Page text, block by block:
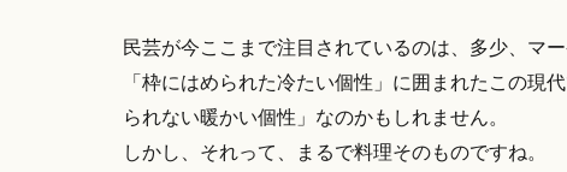
民芸が今ここまで注目されているのは、多少、マ
「枠にはめられた冷たい個性」に囲まれたこの現
られない暖かい個性」なのかもしれません。
しかし、それって、まるで料理そのものですね。